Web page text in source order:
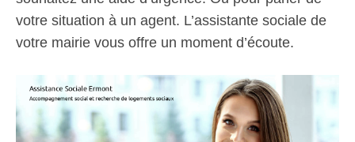
votre situation à un agent. L’assistante sociale de
votre mairie vous offre un moment d’écoute.